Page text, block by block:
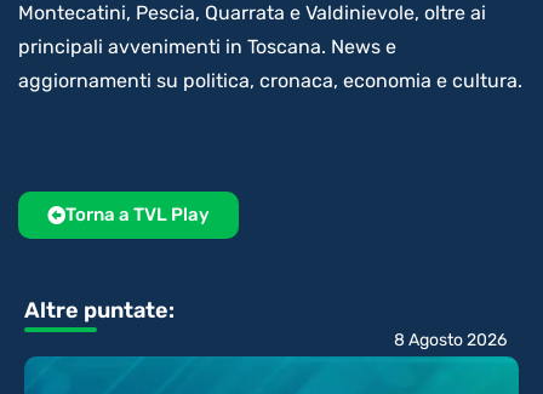
Montecatini, Pescia, Quarrata e Valdinievole, oltre ai
principali avvenimenti in Toscana. News e
aggiornamenti su politica, cronaca, economia e cultura.
Torna a TVL Play
Altre puntate:
8 Agosto 2026